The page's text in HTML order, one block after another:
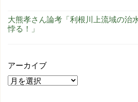
大熊孝さん論考「利根川上流域の治
悖る！」
アーカイブ